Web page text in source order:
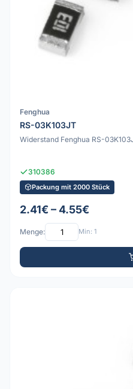
Fenghua
RS-03K103JT
Widerstand Fenghua RS-
310386
Packung mit 2000 Stück
2.41€ – 4.55€
Menge: Min: 1